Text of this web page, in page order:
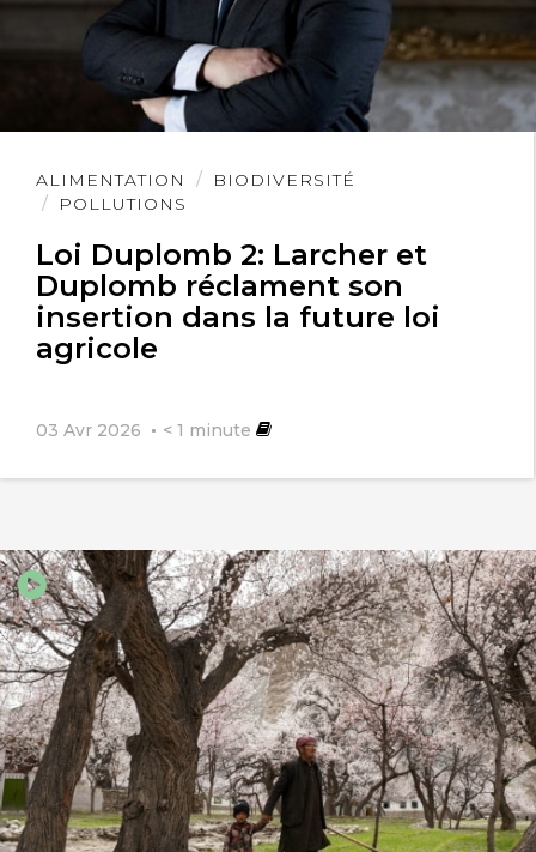
ALIMENTATION
BIODIVERSITÉ
POLLUTIONS
Loi Duplomb 2: Larcher et
Duplomb réclament son
insertion dans la future loi
agricole
03 Avr 2026 < 1 minute
Lire
l'article